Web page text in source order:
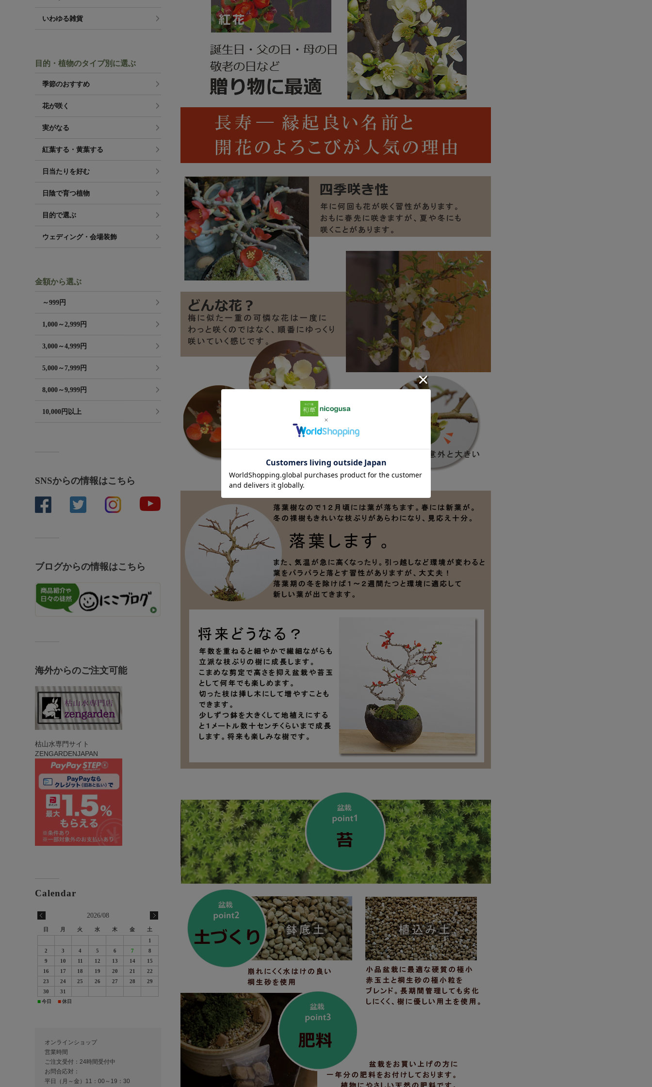
いわゆる雑貨
目的・植物のタイプ別に選ぶ
季節のおすすめ
花が咲く
実がなる
紅葉する・黄葉する
日当たりを好む
日陰で育つ植物
目的で選ぶ
ウェディング・会場装飾
金額から選ぶ
～999円
1,000～2,999円
3,000～4,999円
5,000～7,999円
8,000～9,999円
10,000円以上
SNSからの情報はこちら
ブログからの情報はこちら
海外からのご注文可能
枯山水専門サイト
ZENGARDENJAPAN
2026/08
日 月 火 水 木 金
土
1
2
3 4 5 6 7
8
9
10 11 12 13 14
15
16
17 18 19 20 21
22
23
24 25 26 27 28
29
30
31
■今日 ■休日
オンラインショップ
営業時間
ご注文受付：24時間受付中
お問合応対：
平日（月～金）11：00～19：30